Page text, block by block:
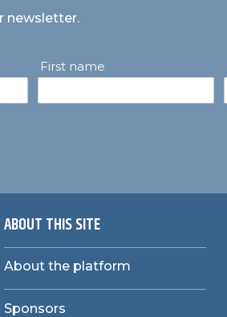
newsletter.
First name
ABOUT THIS SITE
About the platform
Sponsors